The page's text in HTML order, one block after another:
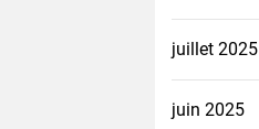
juillet 2025
juin 2025